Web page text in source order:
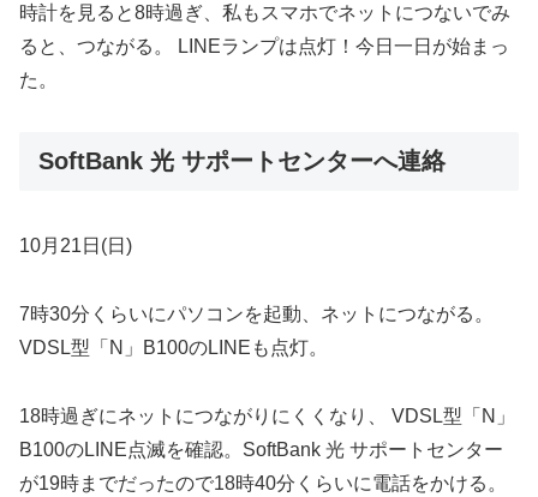
時計を見ると8時過ぎ、私もスマホでネットにつないでみ
ると、つながる。 LINEランプは点灯！今日一日が始まっ
た。
SoftBank 光 サポートセンターへ連絡
10月21日(日)
7時30分くらいにパソコンを起動、ネットにつながる。
VDSL型「N」B100のLINEも点灯。
18時過ぎにネットにつながりにくくなり、 VDSL型「N」
B100のLINE点滅を確認。SoftBank 光 サポートセンター
が19時までだったので18時40分くらいに電話をかける。